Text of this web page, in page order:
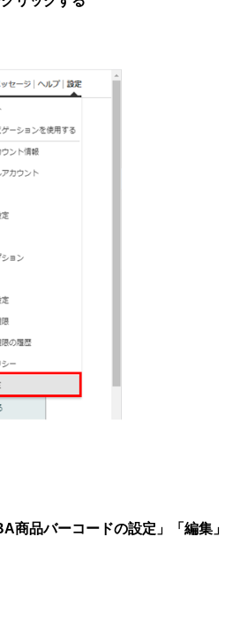
商品バーコードの設定」「編集」